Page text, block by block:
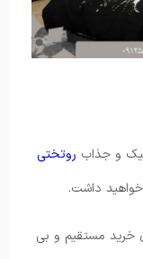
و جذاب روتختی
داشت.
خرید مستقیم و بی